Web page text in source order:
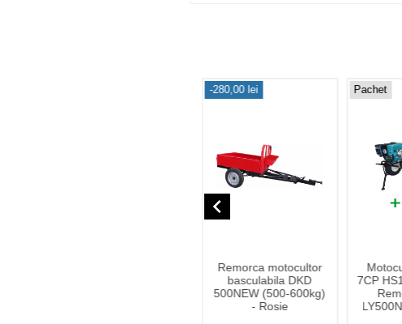
-280,00 lei
Remorca motocultor
basculabila DKD
500NEW (500-600kg)
- Rosie
Pachet
7CP
navigate_before